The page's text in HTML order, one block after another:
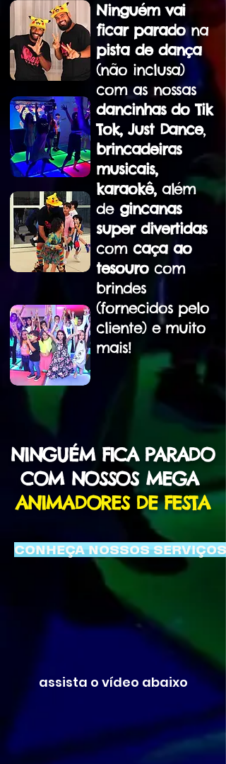
Ninguém vai
ficar paradona
pista de dança
(não inclusa)
com as nossas
dancinhas do Tik
Tok, Just Dance,
brincadeiras
musicais,
karaokê,além
de gincanas
super divertidas
com caça ao
tesouro com
brindes
(fornecidos pelo
cliente)e muito
mais!
NINGUÉM FICA PARADO
COM NOSSOS MEGA
ANIMADORES DE FESTA
CONHEÇA NOSSOS SERVIÇOS
assista o vídeo abaixo